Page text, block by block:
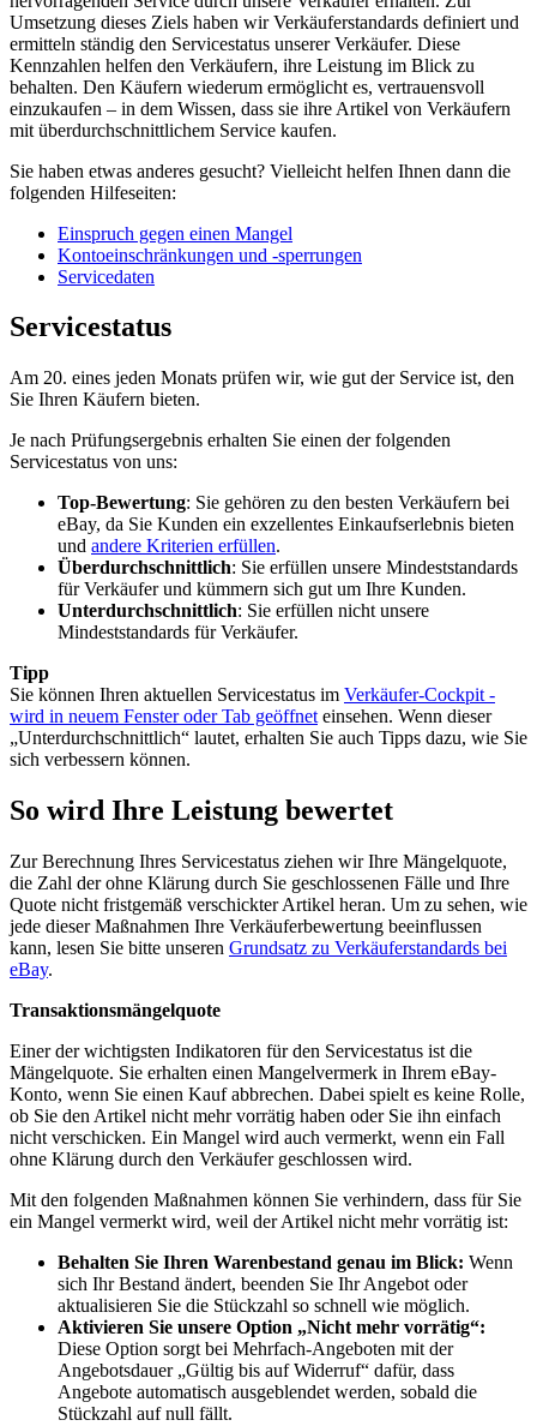
Umsetzung dieses Ziels haben wir Verkäuferstandards definiert und
ermitteln ständig den Servicestatus unserer Verkäufer. Diese
Kennzahlen helfen den Verkäufern, ihre Leistung im Blick zu
behalten. Den Käufern wiederum ermöglicht es, vertrauensvoll
einzukaufen – in dem Wissen, dass sie ihre Artikel von Verkäufern
mit überdurchschnittlichem Service kaufen.
Sie haben etwas anderes gesucht? Vielleicht helfen Ihnen dann die
folgenden Hilfeseiten:
Einspruch gegen einen Mangel
Kontoeinschränkungen und -sperrungen
Servicedaten
Servicestatus
Am 20. eines jeden Monats prüfen wir, wie gut der Service ist, den
Sie Ihren Käufern bieten.
Je nach Prüfungsergebnis erhalten Sie einen der folgenden
Servicestatus von uns:
Top-Bewertung: Sie gehören zu den besten Verkäufern bei
eBay, da Sie Kunden ein exzellentes Einkaufserlebnis bieten
und andere Kriterien erfüllen.
Überdurchschnittlich: Sie erfüllen unsere Mindeststandards
für Verkäufer und kümmern sich gut um Ihre Kunden.
Unterdurchschnittlich: Sie erfüllen nicht unsere
Mindeststandards für Verkäufer.
Tipp
Sie können Ihren aktuellen Servicestatus im Verkäufer-Cockpit -
wird in neuem Fenster oder Tab geöffnet einsehen. Wenn dieser
„Unterdurchschnittlich“ lautet, erhalten Sie auch Tipps dazu, wie Sie
sich verbessern können.
So wird Ihre Leistung bewertet
Zur Berechnung Ihres Servicestatus ziehen wir Ihre Mängelquote,
die Zahl der ohne Klärung durch Sie geschlossenen Fälle und Ihre
Quote nicht fristgemäß verschickter Artikel heran. Um zu sehen, wie
jede dieser Maßnahmen Ihre Verkäuferbewertung beeinflussen
kann, lesen Sie bitte unseren Grundsatz zu Verkäuferstandards bei
eBay.
Transaktionsmängelquote
Einer der wichtigsten Indikatoren für den Servicestatus ist die
Mängelquote. Sie erhalten einen Mangelvermerk in Ihrem eBay-
Konto, wenn Sie einen Kauf abbrechen. Dabei spielt es keine Rolle,
ob Sie den Artikel nicht mehr vorrätig haben oder Sie ihn einfach
nicht verschicken. Ein Mangel wird auch vermerkt, wenn ein Fall
ohne Klärung durch den Verkäufer geschlossen wird.
Mit den folgenden Maßnahmen können Sie verhindern, dass für Sie
ein Mangel vermerkt wird, weil der Artikel nicht mehr vorrätig ist:
Behalten Sie Ihren Warenbestand genau im Blick: Wenn
sich Ihr Bestand ändert, beenden Sie Ihr Angebot oder
aktualisieren Sie die Stückzahl so schnell wie möglich.
Aktivieren Sie unsere Option „Nicht mehr vorrätig“:
Diese Option sorgt bei Mehrfach-Angeboten mit der
Angebotsdauer „Gültig bis auf Widerruf“ dafür, dass
Angebote automatisch ausgeblendet werden, sobald die
Stückzahl auf null fällt.